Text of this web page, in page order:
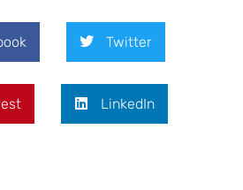
Twitter
LinkedIn